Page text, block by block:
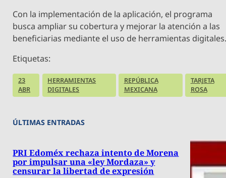
Con la implementación de la aplicación, el programa
busca ampliar su cobertura y mejorar la atención a las
beneficiarias mediante el uso de herramientas
Etiquetas:
23
ABR
HERRAMIENTAS
DIGITALES
REPÚBLICA
MEXICANA
TARJETA
ROSA
ÚLTIMAS ENTRADAS
PRI Edoméx rechaza intento de Morena
por impulsar una «ley Mordaza» y
censurar la libertad de expresión